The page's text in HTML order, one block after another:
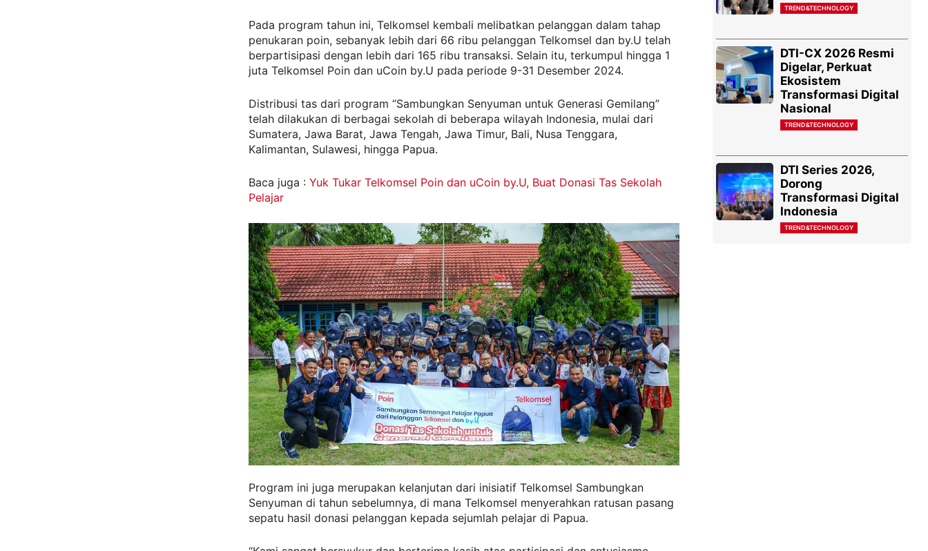
Pada program tahun ini, Telkomsel kembali melibatkan pelanggan dalam tahap
penukaran poin, sebanyak lebih dari 66 ribu pelanggan Telkomsel dan by.U telah
berpartisipasi dengan lebih dari 165 ribu transaksi. Selain itu, terkumpul hingga 1
juta Telkomsel Poin dan uCoin by.U pada periode 9-31 Desember 2024.
Distribusi tas dari program “Sambungkan Senyuman untuk Generasi Gemilang”
telah dilakukan di berbagai sekolah di beberapa wilayah Indonesia, mulai dari
Sumatera, Jawa Barat, Jawa Tengah, Jawa Timur, Bali, Nusa Tenggara,
Kalimantan, Sulawesi, hingga Papua.
Baca juga : Yuk Tukar Telkomsel Poin dan uCoin by.U, Buat Donasi Tas Sekolah
Pelajar
Program ini juga merupakan kelanjutan dari inisiatif Telkomsel Sambungkan
Senyuman di tahun sebelumnya, di mana Telkomsel menyerahkan ratusan pasang
sepatu hasil donasi pelanggan kepada sejumlah pelajar di Papua.
TREND&TECHNOLOGY
DTI-CX 2026 Resmi
Digelar, Perkuat
Ekosistem
Transformasi Digital
Nasional
TREND&TECHNOLOGY
DTI Series 2026,
Dorong
Transformasi Digital
Indonesia
TREND&TECHNOLOGY